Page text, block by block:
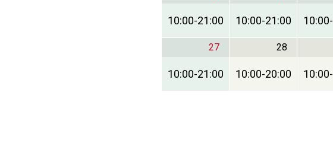
10:00-21:00 10:00-21:00 10:00-
27
10:00-21:00
28
10:00-20:00 10:00-